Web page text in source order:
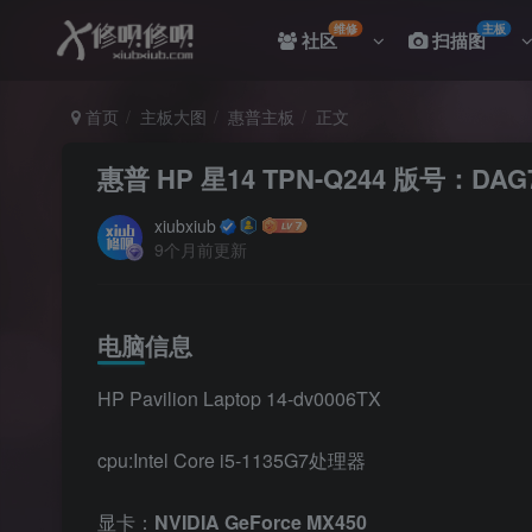
社区维修 扫描图主板
首页 主板大图 惠普主板 正文
惠普 HP 星14 TPN-Q244 版号：
xiubxiub
9个月前更新
电脑信息
HP Pavilion Laptop 14-dv0006TX
cpu:Intel Core i5-1135G7处理器
显卡： NVIDIA GeForce MX450